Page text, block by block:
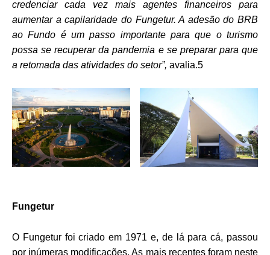
credenciar cada vez mais agentes financeiros para
aumentar a capilaridade do Fungetur. A adesão do BRB
ao Fundo é um passo importante para que o turismo
possa se recuperar da pandemia e se preparar para que
a retomada das atividades do setor”, avalia.5
Fungetur
O Fungetur foi criado em 1971 e, de lá para cá, passou
por inúmeras modificações. As mais recentes foram neste